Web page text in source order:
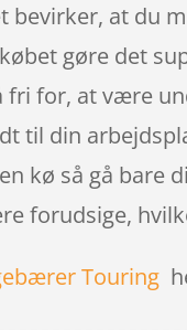
bevirker, at du
gøre det
fri for, at være
til din
kø så gå bare
forudsige,
Touring